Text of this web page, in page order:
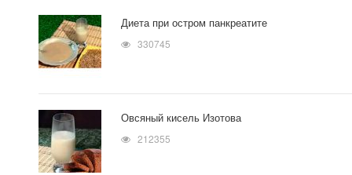
Диета при остром панкреатите
330745
Овсяный кисель Изотова
212355